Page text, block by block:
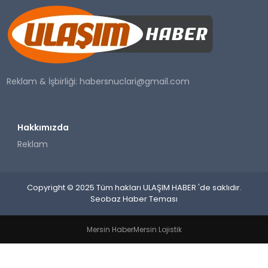
SAĞLIK
YAŞAM
Reklam & İşbirliği:habersnuclari@gmail.com
Hakkımızda
Reklam
Copyright © 2025 Tüm hakları ULAŞIM HABER 'de saklıdır.
Seobaz Haber Teması
Mersin HaberMersin Lojistik